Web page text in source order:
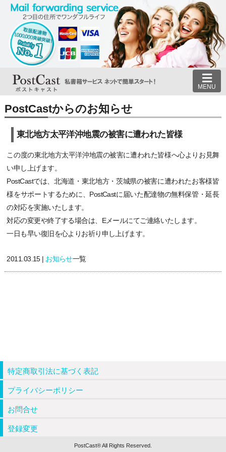
MENU
PostCastからのお知らせ
東北地方太平洋沖地震の被害に遭われた皆様
この度の東北地方太平洋沖地震の被害に遭われた皆様へ心よりお見舞
い申し上げます。
PostCastでは、北海道・東北地方・茨城県の被害に遭われたお客様皆
様をサポートするために、PostCastに届いた配達物の無料保管・延長
の対応を実施いたします。
対応の変更や終了する場合は、Eメールにてご連絡いたします。
一日も早い復旧を心よりお祈り申し上げます。
2011.03.15 | お知らせ一覧
特定商取引法に基づく表記
プライバシーポリシー
お問合せ
登録変更
PostCast® All Rights Reserved.